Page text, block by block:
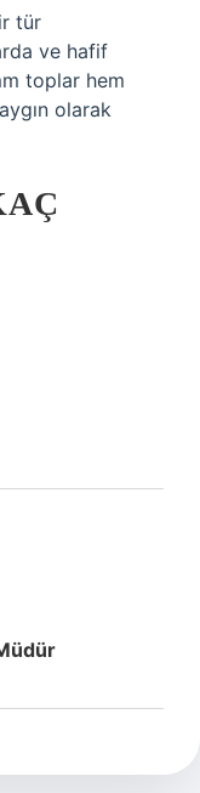
tür
ve hafif
toplar hem
olarak